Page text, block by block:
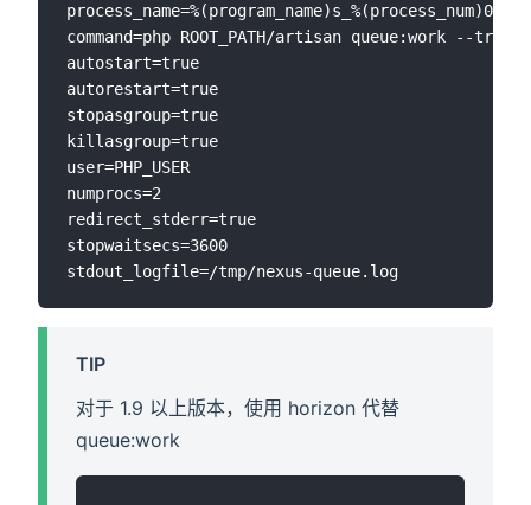
process_name=%(program_name)s_%(process_num)02d
command=php ROOT_PATH/artisan queue:work --
autostart=true
autorestart=true
stopasgroup=true
killasgroup=true
user=PHP_USER
numprocs=2
redirect_stderr=true
stopwaitsecs=3600
TIP
对于 1.9 以上版本，使用 horizon 代替
queue:work